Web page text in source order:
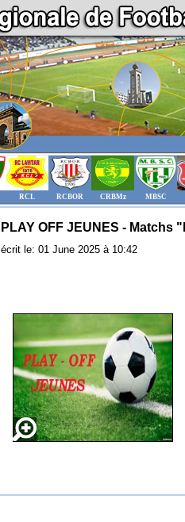
RCL RCBOR CRBMz MBSC
PLAY OFF JEUNES - Matchs
écrit le: 01 June 2025 à 10:42